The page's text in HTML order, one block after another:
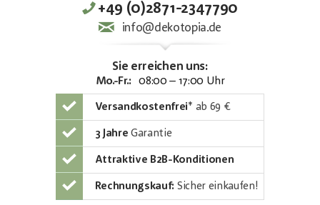
+49 (0)2871-2347790
info@dekotopia.de
Sie erreichen uns:
Mo.-Fr.: 08:00 – 17:00 Uhr
Versandkostenfrei* ab 69 €
3 Jahre Garantie
Attraktive B2B-Konditionen
Rechnungskauf: Sicher einkaufen!